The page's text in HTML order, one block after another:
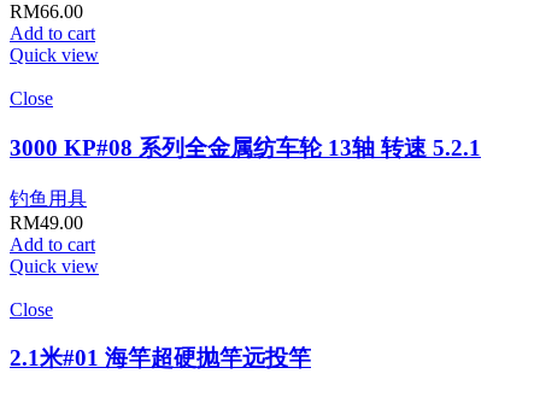
RM66.00
Add to cart
Quick view
Close
3000 KP#08 系列全金属纺车轮 13轴 转速 5.2.1
钓鱼用具
RM49.00
Add to cart
Quick view
Close
2.1米#01 海竿超硬抛竿远投竿